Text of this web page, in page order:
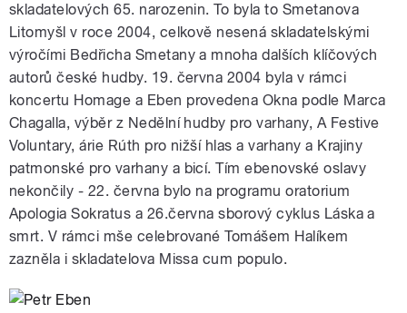
skladatelových 65. narozenin. To byla to Smetanova
Litomyšl v roce 2004, celkově nesená skladatelskými
výročími Bedřicha Smetany a mnoha dalších klíčových
autorů české hudby. 19. června 2004 byla v rámci
koncertu Homage a Eben provedena Okna podle Marca
Chagalla, výběr z Nedělní hudby pro varhany, A Festive
Voluntary, árie Rúth pro nižší hlas a varhany a Krajiny
patmonské pro varhany a bicí. Tím ebenovské oslavy
nekončily - 22. června bylo na programu oratorium
Apologia Sokratus a 26.června sborový cyklus Láska a
smrt. V rámci mše celebrované Tomášem Halíkem
zazněla i skladatelova Missa cum populo.